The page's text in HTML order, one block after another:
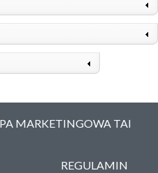
MARKETINGOWA TAI
REGULAMIN